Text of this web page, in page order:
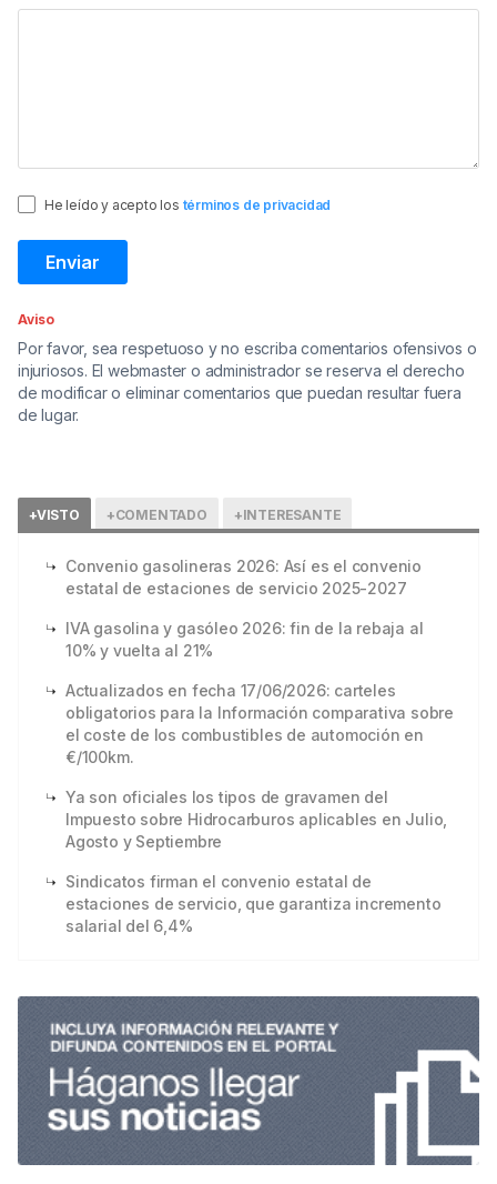
He leído y acepto los términos de privacidad
Aviso
Por favor, sea respetuoso y no escriba comentarios ofensivos o
injuriosos. El webmaster o administrador se reserva el derecho
de modificar o eliminar comentarios que puedan resultar fuera
de lugar.
+VISTO +COMENTADO +INTERESANTE
Convenio gasolineras 2026: Así es el convenio
estatal de estaciones de servicio 2025-2027
IVA gasolina y gasóleo 2026: fin de la rebaja al
10% y vuelta al 21%
Actualizados en fecha 17/06/2026: carteles
obligatorios para la Información comparativa sobre
el coste de los combustibles de automoción en
€/100km.
Ya son oficiales los tipos de gravamen del
Impuesto sobre Hidrocarburos aplicables en Julio,
Agosto y Septiembre
Sindicatos firman el convenio estatal de
estaciones de servicio, que garantiza incremento
salarial del 6,4%